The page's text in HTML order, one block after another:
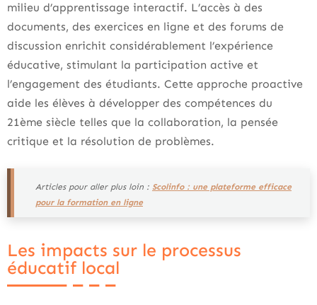
milieu d’apprentissage interactif. L’accès à des
documents, des exercices en ligne et des forums de
discussion enrichit considérablement l’expérience
éducative, stimulant la participation active et
l’engagement des étudiants. Cette approche proactive
aide les élèves à développer des compétences du
21ème siècle telles que la collaboration, la pensée
critique et la résolution de problèmes.
Articles pour aller plus loin : Scolinfo : une plateforme efficace
pour la formation en ligne
Les impacts sur le processus
éducatif local